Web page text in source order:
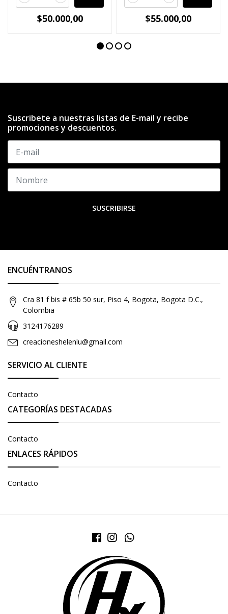
$50.000,00 $55.000,00
Suscribete a nuestras listas de E-mail y recibe
promociones y descuentos.
SUSCRIBIRSE
ENCUÉNTRANOS
Cra 81 f bis # 65b 50 sur, Piso 4, Bogota, Bogota D.C.,
Colombia
3124176289
creacioneshelenlu@gmail.com
SERVICIO AL CLIENTE
Contacto
CATEGORÍAS DESTACADAS
Contacto
ENLACES RÁPIDOS
Contacto